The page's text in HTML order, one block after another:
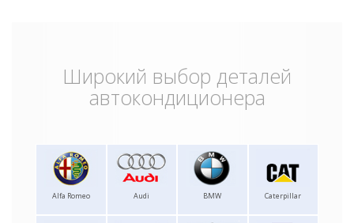
Широкий выбор деталей
автокондиционера
Alfa Romeo Audi BMW Caterpillar